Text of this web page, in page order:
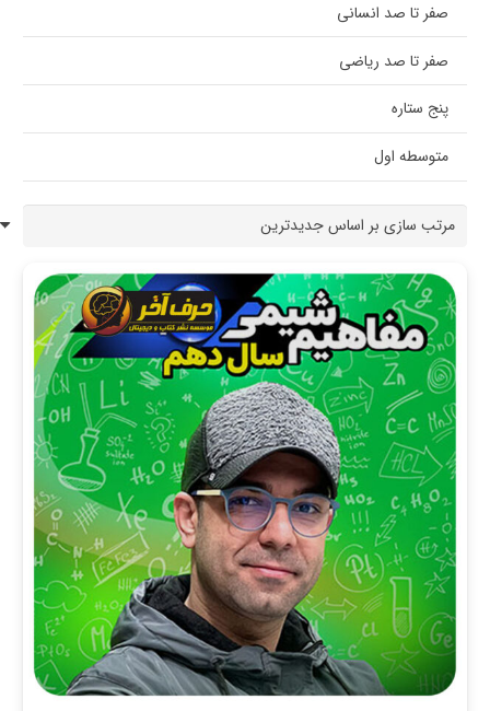
صفر تا صد انسانی
صفر تا صد ریاضی
پنج ستاره
متوسطه اول